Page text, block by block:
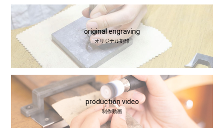
original engraving
オリジナル刻印
production video
制作動画